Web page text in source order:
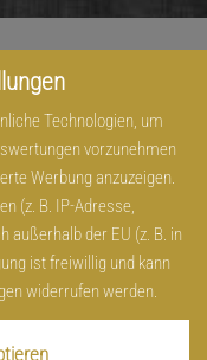
Technologien, um
vorzunehmen
Werbung anzuzeigen.
(z. B. IP-Adresse,
außerhalb der EU (z. B. in
ist freiwillig und kann
widerrufen werden.